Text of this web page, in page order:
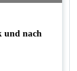
und nach